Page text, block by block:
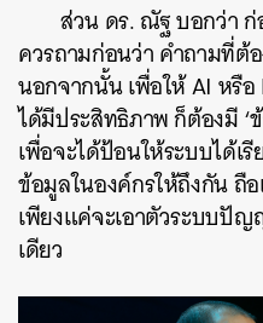
ส่วน ดร. ณัฐ บอกว่าก่
ควรถามก่อนว่า คำถามที่ต้
นอกจากนั้น เพื่อให้ AI หรื
ได้มีประสิทธิภาพ ก็ต้องมี
เพื่อจะได้ป้อนให้ระบบได้เ
ข้อมูลในองค์กรให้ถึงกัน ถื
เพียงแค่จะเอาตัวระบบปัญ
เดียว